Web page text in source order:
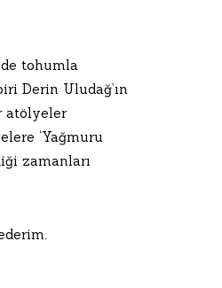
tohumla
Derin Uludağ’ın
atölyeler
‘Yağmuru
zamanları